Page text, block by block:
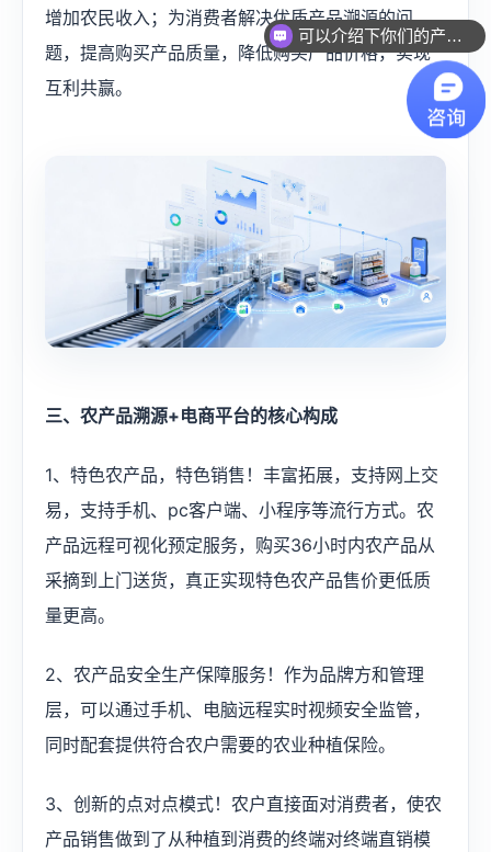
增加农民收入；为消费者解决优质产品溯源的问
题，提高购买产品质量，降低购买产品价格，实现
互利共赢。​
三、农产品溯源+电商平台的核心构成
1、特色农产品，特色销售！丰富拓展，支持网上交
易，支持手机、pc客户端、小程序等流行方式。农
产品远程可视化预定服务，购买36小时内农产品从
采摘到上门送货，真正实现特色农产品售价更低质
量更高。
2、农产品安全生产保障服务！作为品牌方和管理
层，可以通过手机、电脑远程实时​视频安全​监管，
同时配套提供符合农户需要的农业种植保险。
3、创新的点对点模式！农户直接面对消费者，使农
产品销售做到了从种植到消费的终端对终端直销模
可以介绍下你们的产品么？